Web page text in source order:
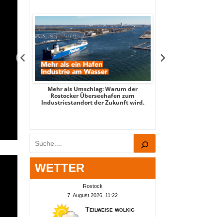
Mehr als Umschlag: Warum der
Rostocker Überseehafen zum
Industriestandort der Zukunft wird.
Suchen
WETTER
Rostock
7. August 2026, 11:22
Teilweise wolkig